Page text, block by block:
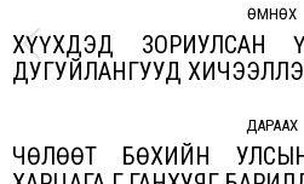
navigation
ӨМНӨХ
ХҮҮХДЭД ЗОРИУЛСАН
ДУГУЙЛАНГУУД
ДАРААХ
ЧӨЛӨӨТ БӨХИЙН